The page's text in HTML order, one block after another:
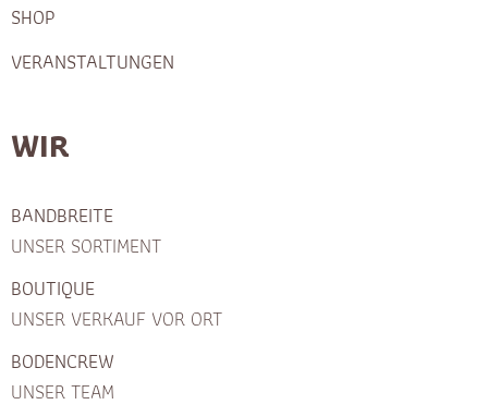
SHOP
VERANSTALTUNGEN
WIR
BANDBREITE
UNSER SORTIMENT
BOUTIQUE
UNSER VERKAUF VOR ORT
BODENCREW
UNSER TEAM